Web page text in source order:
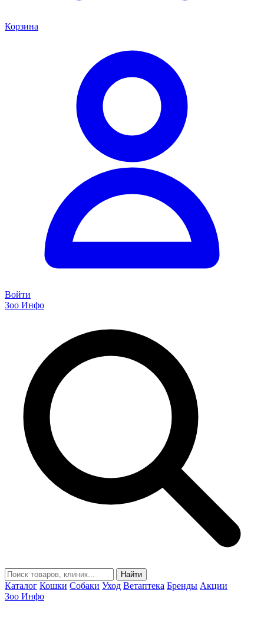
Корзина
Войти
Зоо Инфо
Найти
Каталог Кошки Собаки Уход Ветаптека Бренды Акции
Зоо Инфо